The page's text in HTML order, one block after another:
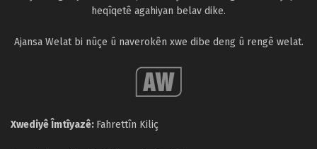
heqîqetê agahiyan belav dike.
Ajansa Welat bi nûçe û naverokên xwe dibe deng û rengê welat.
Xwediyê Îmtîyazê: Fahrettîn Kiliç